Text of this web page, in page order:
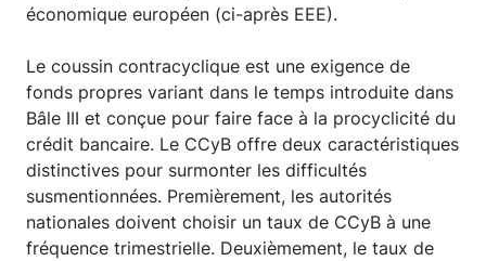
économique européen (ci-après EEE).
Le coussin contracyclique est une exigence de
fonds propres variant dans le temps introduite dans
Bâle III et conçue pour faire face à la procyclicité du
crédit bancaire. Le CCyB offre deux caractéristiques
distinctives pour surmonter les difficultés
susmentionnées. Premièrement, les autorités
nationales doivent choisir un taux de CCyB à une
fréquence trimestrielle. Deuxièmement, le taux de